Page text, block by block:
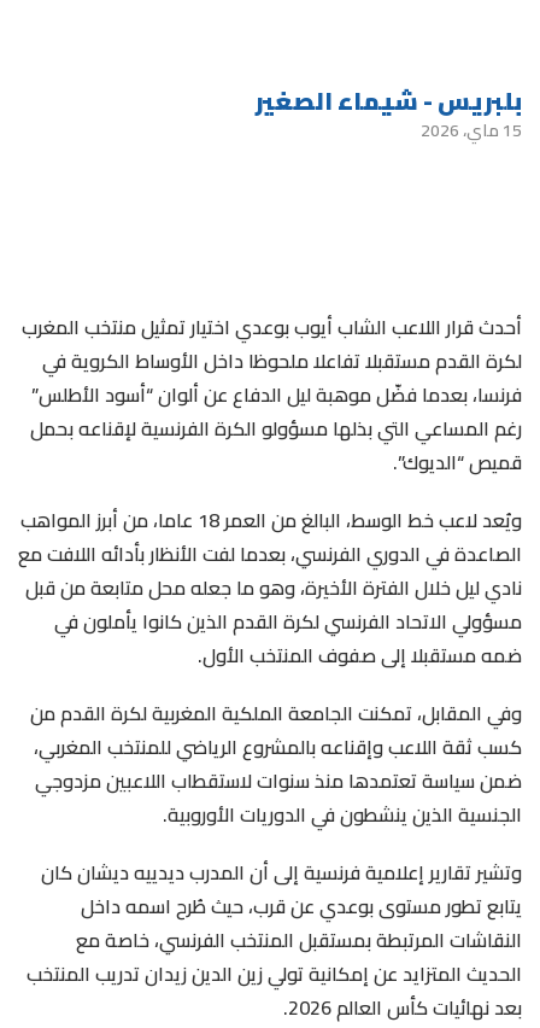
بلبريس - شيماء الصغير
15 ماي، 2026
أحدث قرار اللاعب الشاب أيوب بوعدي اختيار تمثيل منتخب المغرب
لكرة القدم مستقبلا تفاعلا ملحوظا داخل الأوساط الكروية في
فرنسا، بعدما فضّل موهبة ليل الدفاع عن ألوان “أسود الأطلس”
رغم المساعي التي بذلها مسؤولو الكرة الفرنسية لإقناعه بحمل
قميص “الديوك”.
ويُعد لاعب خط الوسط، البالغ من العمر 18 عاما، من أبرز المواهب
الصاعدة في الدوري الفرنسي، بعدما لفت الأنظار بأدائه اللافت مع
نادي ليل خلال الفترة الأخيرة، وهو ما جعله محل متابعة من قبل
مسؤولي الاتحاد الفرنسي لكرة القدم الذين كانوا يأملون في
ضمه مستقبلا إلى صفوف المنتخب الأول.
وفي المقابل، تمكنت الجامعة الملكية المغربية لكرة القدم من
كسب ثقة اللاعب وإقناعه بالمشروع الرياضي للمنتخب المغربي،
ضمن سياسة تعتمدها منذ سنوات لاستقطاب اللاعبين مزدوجي
الجنسية الذين ينشطون في الدوريات الأوروبية.
وتشير تقارير إعلامية فرنسية إلى أن المدرب ديدييه ديشان كان
يتابع تطور مستوى بوعدي عن قرب، حيث طُرح اسمه داخل
النقاشات المرتبطة بمستقبل المنتخب الفرنسي، خاصة مع
الحديث المتزايد عن إمكانية تولي زين الدين زيدان تدريب المنتخب
بعد نهائيات كأس العالم 2026.